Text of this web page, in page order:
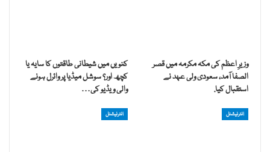
وزیرِ اعظم کی مکہ مکرمہ میں قصر
الصفا آمد، سعودی ولی عہد نے
استقبال کیا.
کنویں میں شیطانی طاقتوں کا سایہ یا
کچھ اور؟ سوشل میڈیا پر وائرل ہونے
والی ویڈیو کی…
انٹرنیشنل انٹرنیشنل